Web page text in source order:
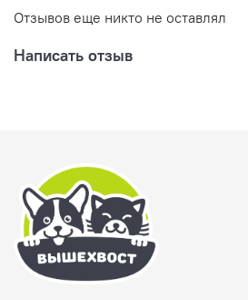
Отзывов еще никто не оставлял
Написать отзыв